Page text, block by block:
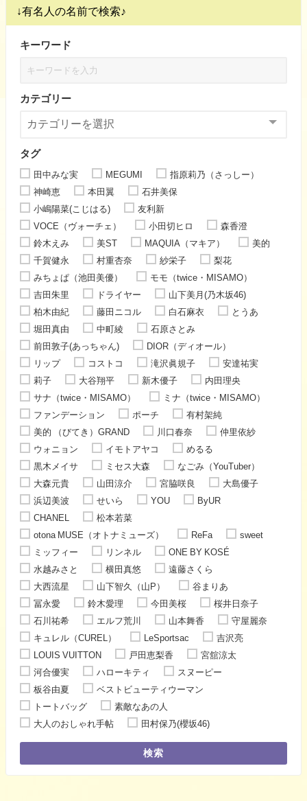
↓有名人の名前で検索♪
キーワード
カテゴリー
タグ
田中みな実 MEGUMI
指原莉乃（さっしー）
神崎恵
本田翼
石井美保
小嶋陽菜(こじはる)
友利新
VOCE（ヴォーチェ）
小田切ヒロ
森香澄
鈴木えみ
美ST MAQUIA（マキア）
美的
千賀健永
村重杏奈 紗栄子
梨花
みちょぱ（池田美優）
モモ（twice・MISAMO）
吉田朱里
ドライヤー
山下美月(乃木坂46)
柏木由紀
藤田ニコル 白石麻衣
とうあ
堀田真由
中町綾
石原さとみ
前田敦子(あっちゃん)
DIOR（ディオール）
リップ
コストコ 滝沢眞規子
安達祐実
莉子
大谷翔平 新木優子
内田理央
サナ（twice・MISAMO）
ミナ（twice・MISAMO）
ファンデーション
ポーチ
有村架純
美的 （びてき）GRAND
川口春奈
仲里依紗
ウォニョン
イモトアヤコ
めるる
黒木メイサ
ミセス大森
なごみ（YouTuber）
大森元貴
山田涼介 宮脇咲良
大島優子
浜辺美波
せいら YOU
ByUR
CHANEL
松本若菜
otona MUSE（オトナミューズ）
ReFa
sweet
ミッフィー
リンネル
ONE BY KOSÉ
水越みさと
横田真悠
遠藤さくら
大西流星
山下智久（山P）
谷まりあ
冨永愛
鈴木愛理 今田美桜
桜井日奈子
石川祐希
エルフ荒川 山本舞香
守屋麗奈
キュレル（CUREL）
LeSportsac
吉沢亮
LOUIS VUITTON
戸田恵梨香
宮舘涼太
河合優実
ハローキティ
スヌーピー
板谷由夏
ベストビューティウーマン
トートバッグ
素敵なあの人
大人のおしゃれ手帖
田村保乃(櫻坂46)
検索